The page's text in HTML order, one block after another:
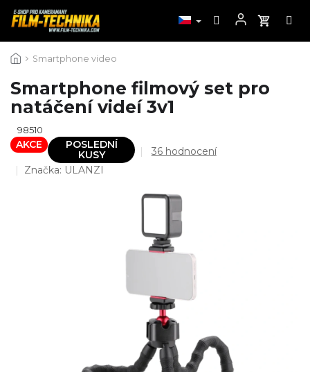
na
Smartphone video
Smartphone filmový set pro
natáčení videí 3v1
98510
AKCE
POSLEDNÍ
KUSY
Průměrné
4,4
5
hvězdiček.
36 hodnocení
Značka: ULANZI